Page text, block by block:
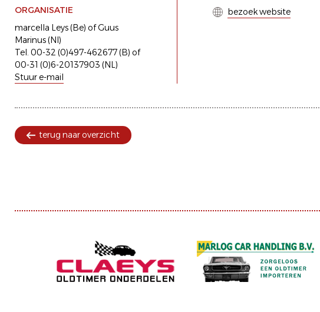
ORGANISATIE
marcella Leys (Be) of Guus
Marinus (Nl)
Tel. 00-32 (0)497-462677 (B) of
00-31 (0)6-20137903 (NL)
Stuur e-mail
bezoek website
terug naar overzicht